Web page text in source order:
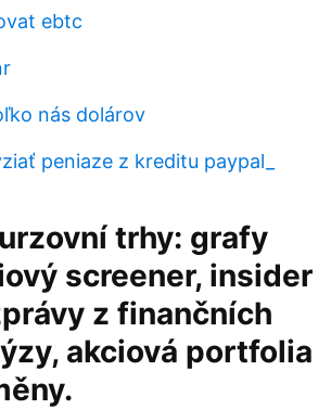
ebtc
nás dolárov
peniaze z kreditu paypal_
trhy: grafy
screener, insider
z finančních
akciová portfolia